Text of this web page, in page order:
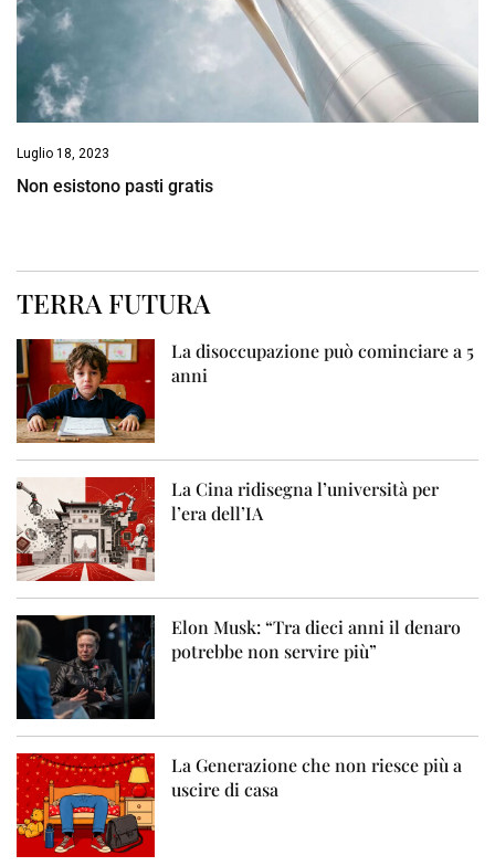
Luglio 18, 2023
Non esistono pasti gratis
TERRA FUTURA
La disoccupazione può cominciare a 5
anni
La Cina ridisegna l’università per
l’era dell’IA
Elon Musk: “Tra dieci anni il denaro
potrebbe non servire più”
La Generazione che non riesce più a
uscire di casa